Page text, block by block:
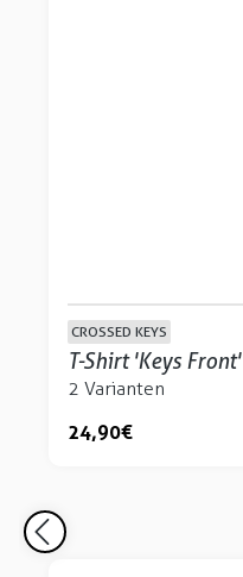
CROSSED KEYS
T-Shirt 'Keys Front'
2 Varianten
24,90 €